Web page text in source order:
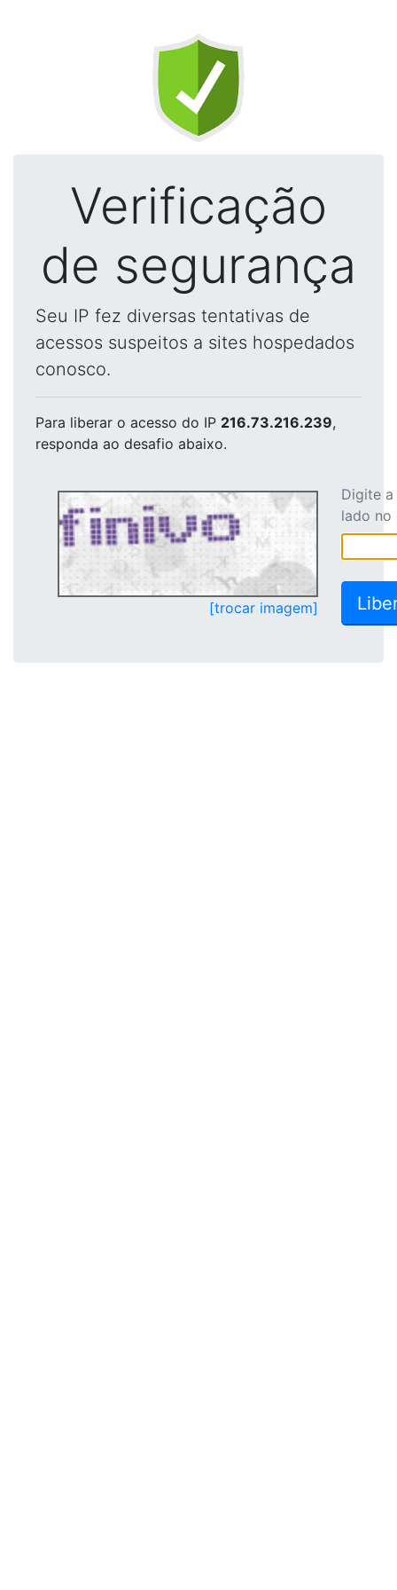
Verificação
de segurança
Seu IP fez diversas tentativas de
acessos suspeitos a sites hospedados
conosco.
Para liberar o acesso do IP 216.73.216.239,
responda ao desafio abaixo.
[trocar imagem]
Digite
lado no